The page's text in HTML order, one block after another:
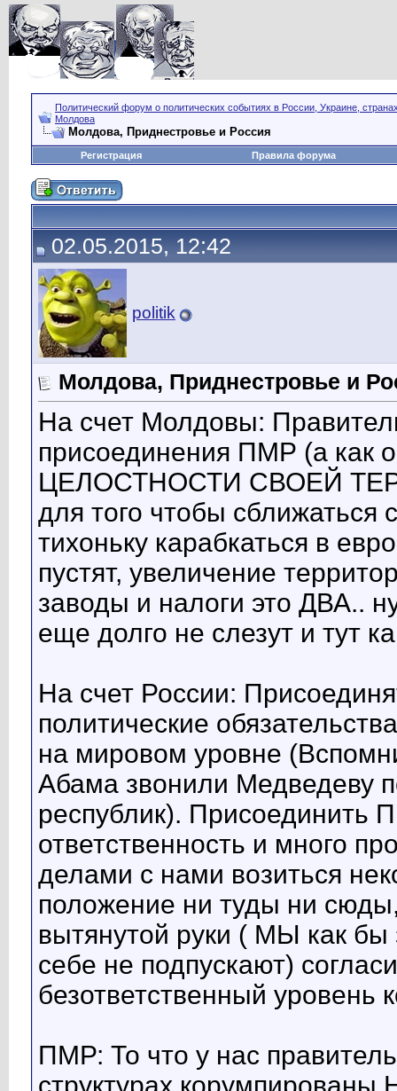
Политический форум о политических событиях в России, Украине,
Молдова
Молдова, Приднестровье и Россия
Регистрация Правила форума
02.05.2015, 12:42
politik
Молдова, Приднестровье и
На счет Молдовы:
присоединения ПМР (а
ЦЕЛОСТНОСТИ СВОЕЙ
для того чтобы
тихоньку карабкаться в
пустят, увеличение
заводы и налоги это ДВА..
еще долго не слезут и тут
На счет России:
политические
на мировом уровне
Абама звонили Медведеву
республик). Присоединить
ответственность и много
делами с нами возиться
положение ни туды ни
вытянутой руки ( МЫ как бы
себе не подпускают)
безответственный уровень
ПМР: То что у нас